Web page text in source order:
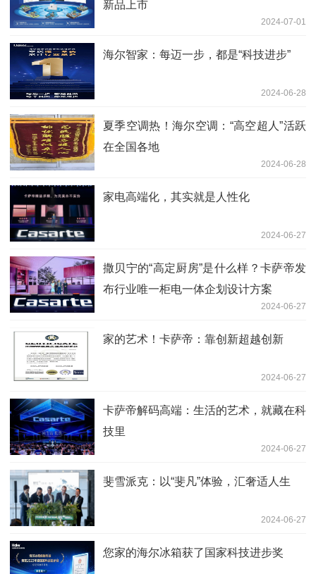
新品上市
2024-07-01
海尔智家：每迈一步，都是“科技进步”
2024-06-28
夏季空调热！海尔空调：“高空超人”活跃
在全国各地
2024-06-28
家电高端化，其实就是人性化
2024-06-27
撒贝宁的“高定厨房”是什么样？卡萨帝发
布行业唯一柜电一体企划设计方案
2024-06-27
家的艺术！卡萨帝：靠创新超越创新
2024-06-27
卡萨帝解码高端：生活的艺术，就藏在科
技里
2024-06-27
斐雪派克：以“斐凡”体验，汇奢适人生
2024-06-27
您家的海尔冰箱获了国家科技进步奖